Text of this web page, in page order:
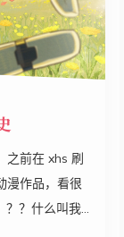
之前在 xhs 刷
漫作品，看很
？什么叫我